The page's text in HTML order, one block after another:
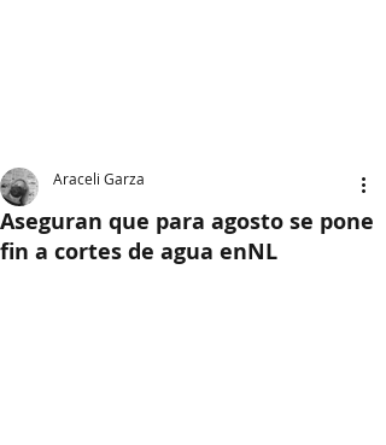
Aseguran que para agosto se pone
fin a cortes de agua enNL
Araceli Garza